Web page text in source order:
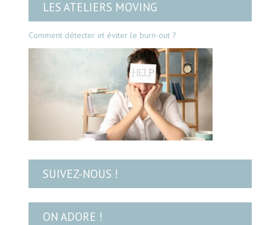
LES ATELIERS MOVING
Comment détecter et éviter le burn-out ?
SUIVEZ-NOUS !
ON ADORE !